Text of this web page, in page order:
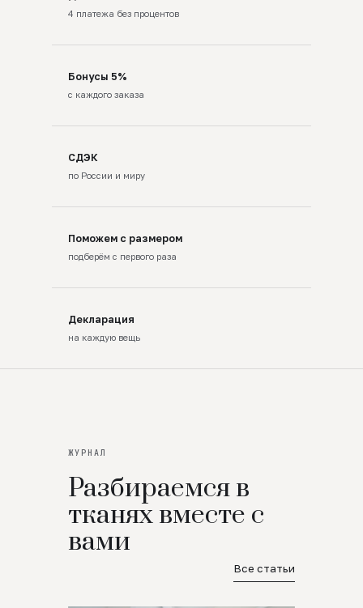
4 платежа без процентов
Бонусы 5%
с каждого заказа
СДЭК
по России и миру
Поможем с размером
подберём с первого раза
Декларация
на каждую вещь
ЖУРНАЛ
Разбираемся в
тканях вместе с
вами
Все статьи